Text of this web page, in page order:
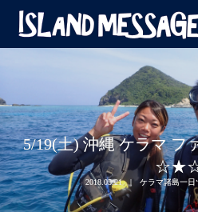
5/19(土) 沖縄 ケラマ フ
2018.05.21 ケラマ諸島一日